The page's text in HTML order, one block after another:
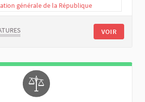
générale de la République
VOIR